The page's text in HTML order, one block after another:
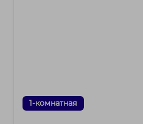
1-комнатная